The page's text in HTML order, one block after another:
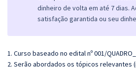
dinheiro de volta em até 7 dias.
satisfação garantida ou seu
1. Curso baseado no edital nº 001/
2. Serão abordados os tópicos relevantes